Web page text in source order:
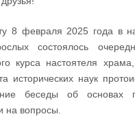
8 февраля 2025 года в
состоялось
курса настоятеля
исторических наук
беседы об основах
на вопросы.